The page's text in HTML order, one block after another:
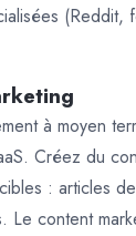
(Reddit,
à moyen
Créez du
: articles
Le content